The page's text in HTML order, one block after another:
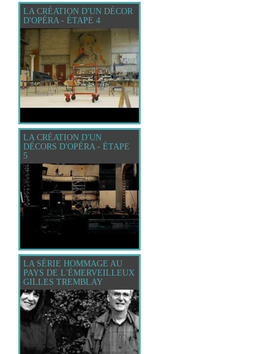
LA CRÉATION D'UN DÉCOR
D'OPÉRA - ÉTAPE 4
LA CRÉATION D'UN
DÉCORS D'OPÉRA - ÉTAPE
5
LA SÉRIE HOMMAGE AU
PAYS DE L'ÉMERVEILLEUX
GILLES TREMBLAY